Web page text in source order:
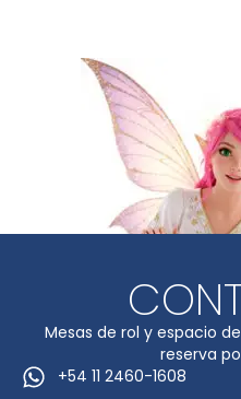
Mesas de rol y espacio
reserva
+54 11 2460-1608